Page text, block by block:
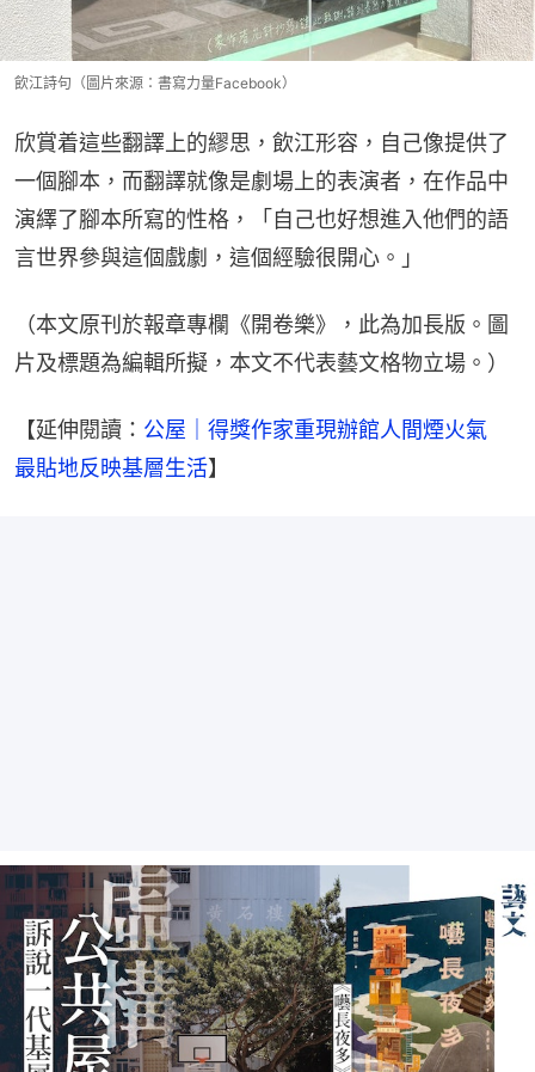
飲江詩句（圖片來源：書寫力量Facebook）
欣賞着這些翻譯上的繆思，飲江形容，自己像提供了
一個腳本，而翻譯就像是劇場上的表演者，在作品中
演繹了腳本所寫的性格，「自己也好想進入他們的語
言世界參與這個戲劇，這個經驗很開心。」
（本文原刊於報章專欄《開卷樂》，此為加長版。圖
片及標題為編輯所擬，本文不代表藝文格物立場。）
【延伸閱讀： 公屋｜得獎作家重現辦館人間煙火氣
最貼地反映基層生活】